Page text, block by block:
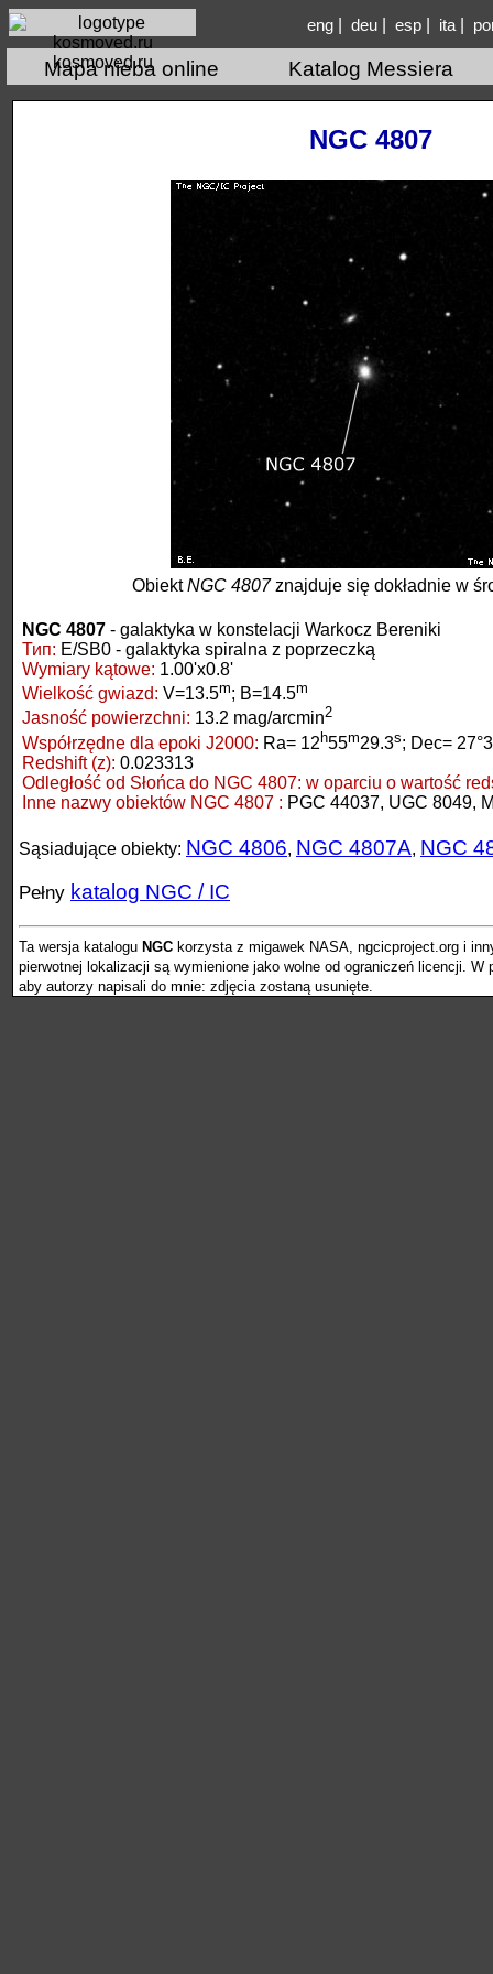
kosmoved.ru
eng| deu| esp| ita|
Mapa nieba online Katalog Messiera
NGC 4807
ObiektNGC 4807znajduje się dokładnie w
NGC 4807 - galaktyka w konstelacji Warkocz Bereniki
Тип: E/SB0 - galaktyka spiralna z poprzeczką
Wymiary kątowe: 1.00'x0.8'
Wielkość gwiazd: V=13.5m; B=14.5m
Jasność powierzchni: 13.2 mag/arcmin2
Współrzędne dla epoki J2000: Ra= 12 h55m29.3s; Dec=
Redshift (z): 0.023313
Odległość od Słońca do NGC 4807: w oparciu o wartość
Inne nazwy obiektów NGC 4807 : PGC 44037, UGC 8049,
Sąsiadujące obiekty: NGC 4806, NGC 4807A, NGC
Pełny katalog NGC / IC
Ta wersja katalogu NGC korzysta z migawek NASA, ngcicproject.org i
pierwotnej lokalizacji są wymienione jako wolne od ograniczeń licencji. W
aby autorzy napisali do mnie: zdjęcia zostaną usunięte.